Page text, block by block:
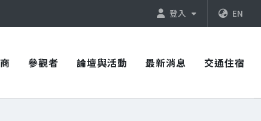
登入 EN
參觀者 論壇與活動 最新消息 交通住宿